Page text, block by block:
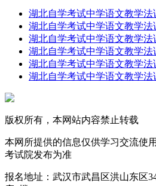
湖北自学考试中学语文教学法
湖北自学考试中学语文教学
湖北自学考试中学语文教学
湖北自学考试中学语文教学
湖北自学考试中学语文教学
湖北自学考试中学语文教学
版权所有，本网站内容禁止转载
本网所提供的信息仅供学习交流使
考试院发布为准
报名地址：武汉市武昌区洪山东区